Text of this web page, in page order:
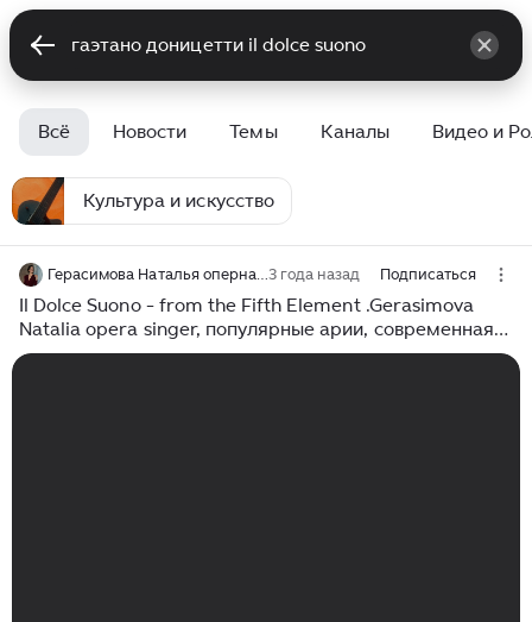
Всё Новости Темы Каналы Видео и
Культура и искусство
Герасимова Наталья оперная певица солистка театра Градский Холл3 года назад Подписаться
Il Dolce Suono - from the Fifth Element .Gerasimova
Natalia opera singer, популярные арии, современная
классика. Ария Лючии из оперы Гаэтано Доницетти